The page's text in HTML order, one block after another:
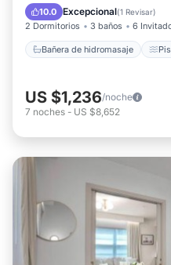
10.0 Excepcional(1 Revisar)
2 Dormitorios 3 baños 6
Bañera de hidromasaje
Balcón/Terraza
US $1,236/noche
7 noches - US $8,652